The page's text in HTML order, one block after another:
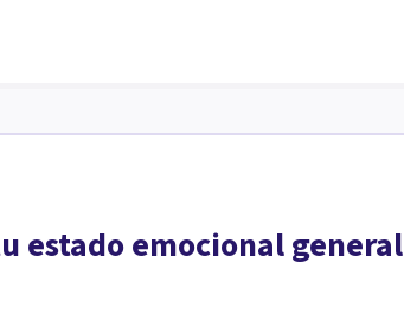
estado emocional general